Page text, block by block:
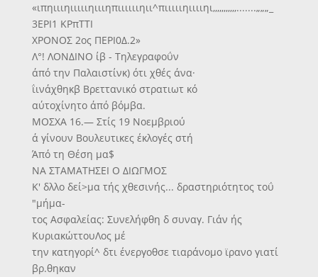
«ιπηιιιηιιιιιηιιιηπιιιιιιηιι^πιιιιιηιιιιηι,,,,,,,,,,,.......„„„_
3ΕΡΙ1 ΚΡπΤΤΙ
ΧΡΟΝΟΣ 2ος ΠΕΡΙ0Δ.2»
Λ°! ΛΟΝΔΙΝΟ ίβ - Τηλεγραφοΰν
άπό την Παλαιστίνκ) ότι χθές άνα·
ΐινάχθηκβ Βρεττανικό στρατιωτ κό
αύτοχίνητο άπό βόμβα.
ΜΟΣΧΑ 16.— Στίς 19 Νοεμβριού
ά γίνουν Βουλευτικες έκλογές στή
Άπό τη Θέση μα$
ΝΑ ΣΤΑΜΑΤΗΣΕΙ Ο ΔΙΩΓΜΟΣ
Κ' δλλο δεί>μα τής χθεσινής... δραστηριότητος τοΰ
"μήμα-
τος Ασφαλείας: Συνελήφθη δ συναγ. Γιάν ής
ΚυριακώττουΛος μέ
την κατηγορί^ δτι ένεργοθσε τιαράνομο ϊρανο γιατί
βρ.θηκαν